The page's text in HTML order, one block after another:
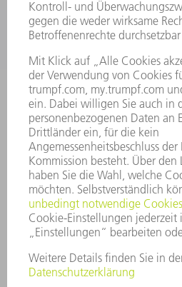
UNTERNEHMEN
KARRIERE
STELLENANGEBOTE
VORSTAND
GESCHÄFTSBERICHT
UNTERNEHMENSGRUNDSÄTZE
COMPLIANCE
HINWEISGEBERSYSTEM
SECURITY
PRESSEMITTEILUNGEN
MAGAZINE
LIEFERANTEN
NACHHALTIGKEIT
UMWELT & KLIMA
SOZIALES & GESELLSCHAFT
UNTERNEHMENSFÜHRUNG